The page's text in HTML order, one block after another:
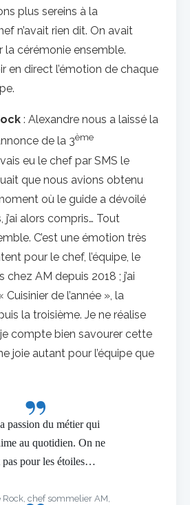
plus sereins à la
n’avait rien dit. On avait
la cérémonie ensemble.
en direct l’émotion de chaque
: Alexandre nous a laissé la
de la 3ème
eu le chef par SMS le
que nous avions obtenu
où le guide a dévoilé
alors compris… Tout
C’est une émotion très
pour le chef, l’équipe, le
chez AM depuis 2018 ; j’ai
de l’année », la
la troisième. Je ne réalise
compte bien savourer cette
joie autant pour l’équipe que
passion du métier qui
au quotidien. On ne
pas pour les étoiles…
Rock, chef sommelier AM,